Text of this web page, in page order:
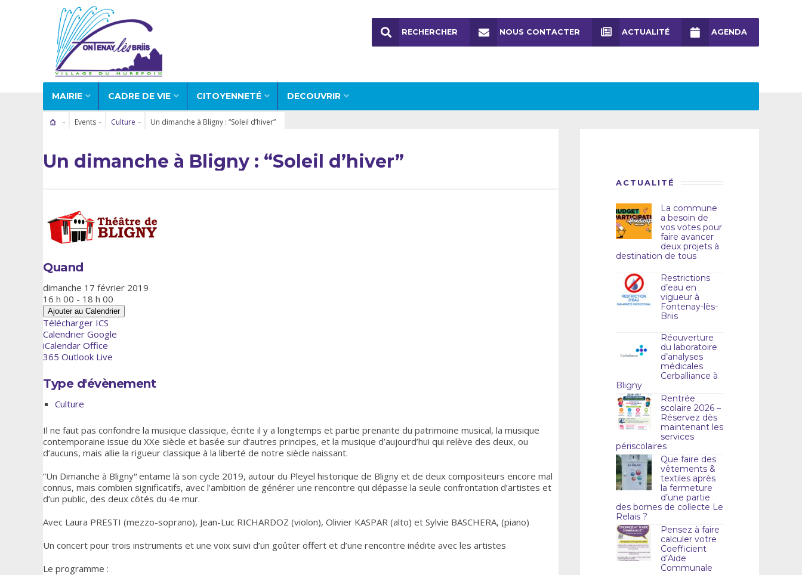
MAIRIE CADRE DE VIE CITOYENNETÉ DECOUVRIR
RECHERCHER NOUS CONTACTER ACTUALITÉ AGENDA
Events Culture Un dimanche à Bligny : “Soleil d’hiver”
Un dimanche à Bligny : “Soleil d’hiver”
Quand
dimanche 17 février 2019
16 h 00 - 18 h 00
Ajouter au Calendrier
Télécharger ICS
Calendrier Google
iCalendar Office
365 Outlook Live
Type d'évènement
Culture
Il ne faut pas confondre la musique classique, écrite il y a longtemps et partie prenante du patrimoine musical, la musique
contemporaine issue du XXe siècle et basée sur d’autres principes, et la musique d’aujourd’hui qui relève des deux, ou
d’aucuns, mais allie la rigueur classique à la liberté de notre siècle naissant.
“Un Dimanche à Blignyʺ entame là son cycle 2019, autour du Pleyel historique de Bligny et de deux compositeurs encore mal
connus, mais combien significatifs, avec l’ambition de générer une rencontre qui dépasse la seule confrontation d’artistes et
d’un public, des deux côtés du 4e mur.
Avec Laura PRESTI (mezzo-soprano), Jean-Luc RICHARDOZ (violon), Olivier KASPAR (alto) et Sylvie BASCHERA, (piano)
Un concert pour trois instruments et une voix suivi d’un goûter offert et d’une rencontre inédite avec les artistes
Le programme :
ACTUALITÉ
La commune
a besoin de
vos votes pour
faire avancer
deux projets à
destination de tous
Restrictions
d’eau en
vigueur à
Fontenay-lès-
Briis
Réouverture
du laboratoire
d’analyses
médicales
Cerballiance à
Bligny
Rentrée
scolaire 2026 –
Réservez dès
maintenant les
services
périscolaires
Que faire des
vêtements &
textiles après
la fermeture
d’une partie
des bornes de collecte Le
Relais ?
Pensez à faire
calculer votre
Coefficient
d’Aide
Communale